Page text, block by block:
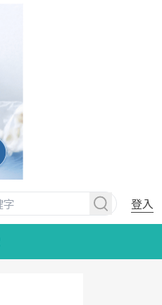
登入